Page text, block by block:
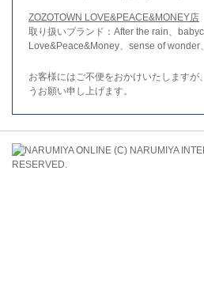
ZOZOTOWN LOVE&PEACE&MONEY店
取り扱いブランド：After the rain、
Love&Peace&Money、sense of wonder
お客様にはご不便をおかけいたしますが
うお願い申し上げます。